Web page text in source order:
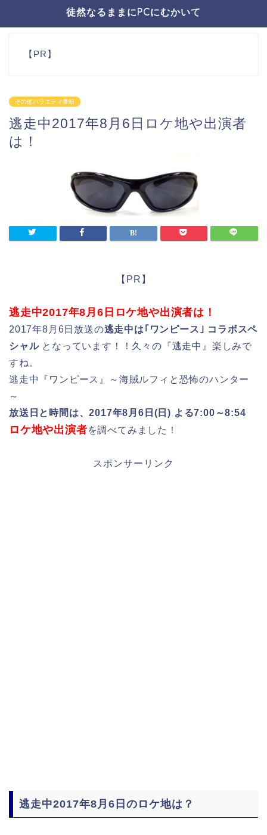
徒然なるままにPCにむかいて
【PR】
その他バラエティ番組
逃走中2017年8月6日ロケ地や出演者
は！
【PR】
逃走中2017年8月6日ロケ地や出演者は！
2017年8月6日放送の逃走中は｢ワンピース｣ コラボスペ
シャルとなっています！！久々の『逃走中』楽しみで
すね。
逃走中『ワンピース』～海賊ルフィと恐怖のハンター
～
放送日と時間は、2017年8月6日(日) よる7:00～8:54
ロケ地や出演者を調べてみました！
スポンサーリンク
逃走中2017年8月6日のロケ地は？